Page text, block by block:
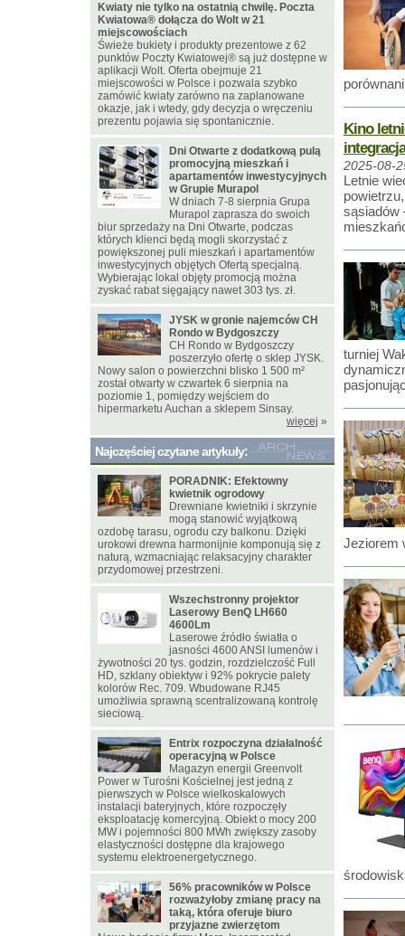
Kino
2025-08-
Letnie
sąsiadów
turniej
Jeziorem
Kwiaty nie tylko na ostatnią chwilę. Poczta
Kwiatowa® dołącza do Wolt w 21
miejscowościach
Świeże bukiety i produkty prezentowe z 62
punktów Poczty Kwiatowej® są już dostępne w
aplikacji Wolt. Oferta obejmuje 21
miejscowości w Polsce i pozwala szybko
zamówić kwiaty zarówno na zaplanowane
okazje, jak i wtedy, gdy decyzja o wręczeniu
prezentu pojawia się spontanicznie.
Dni Otwarte z dodatkową pulą
promocyjną mieszkań i
apartamentów inwestycyjnych
w Grupie Murapol
W dniach 7-8 sierpnia Grupa
Murapol zaprasza do swoich
biur sprzedaży na Dni Otwarte, podczas
których klienci będą mogli skorzystać z
powiększonej puli mieszkań i apartamentów
inwestycyjnych objętych Ofertą specjalną.
Wybierając lokal objęty promocją można
zyskać rabat sięgający nawet 303 tys. zł.
JYSK w gronie najemców CH
Rondo w Bydgoszczy
CH Rondo w Bydgoszczy
poszerzyło ofertę o sklep JYSK.
Nowy salon o powierzchni blisko 1 500 m²
został otwarty w czwartek 6 sierpnia na
poziomie 1, pomiędzy wejściem do
hipermarketu Auchan a sklepem Sinsay.
więcej »
Najczęściej czytane artykuły:
PORADNIK: Efektowny
kwietnik ogrodowy
Drewniane kwietniki i skrzynie
mogą stanowić wyjątkową
ozdobę tarasu, ogrodu czy balkonu. Dzięki
urokowi drewna harmonijnie komponują się z
naturą, wzmacniając relaksacyjny charakter
przydomowej przestrzeni.
Wszechstronny projektor
Laserowy BenQ LH660
4600Lm
Laserowe źródło światła o
jasności 4600 ANSI lumenów i
żywotności 20 tys. godzin, rozdzielczość Full
HD, szklany obiektyw i 92% pokrycie palety
kolorów Rec. 709. Wbudowane RJ45
umożliwia sprawną scentralizowaną kontrolę
sieciową.
Entrix rozpoczyna działalność
operacyjną w Polsce
Magazyn energii Greenvolt
Power w Turośni Kościelnej jest jedną z
pierwszych w Polsce wielkoskalowych
instalacji bateryjnych, które rozpoczęły
eksploatację komercyjną. Obiekt o mocy 200
MW i pojemności 800 MWh zwiększy zasoby
elastyczności dostępne dla krajowego
systemu elektroenergetycznego.
56% pracowników w Polsce
rozważyłoby zmianę pracy na
taką, która oferuje biuro
przyjazne zwierzętom